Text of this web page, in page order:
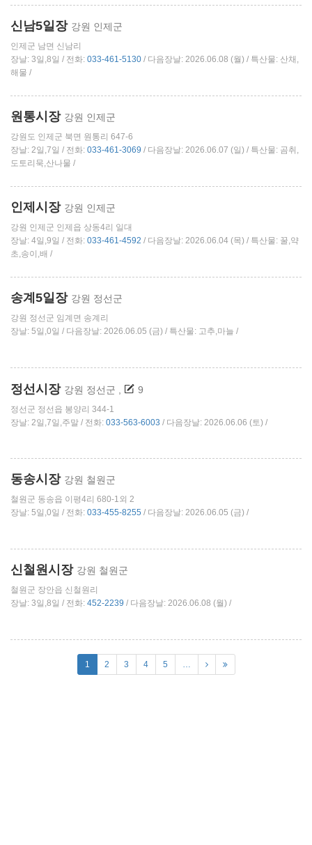
신남5일장 강원 인제군
인제군 남면 신남리
장날: 3일,8일 / 전화: 033-461-5130 / 다음장날: 2026.06.08 (월) / 특산물: 산채,
해물 /
원통시장 강원 인제군
강원도 인제군 북면 원통리 647-6
장날: 2일,7일 / 전화: 033-461-3069 / 다음장날: 2026.06.07 (일) / 특산물: 곰취,
도토리묵,산나물 /
인제시장 강원 인제군
강원 인제군 인제읍 상동4리 일대
장날: 4일,9일 / 전화: 033-461-4592 / 다음장날: 2026.06.04 (목) / 특산물: 꿀,약
초,송이,배 /
송계5일장 강원 정선군
강원 정선군 임계면 송계리
장날: 5일,0일 / 다음장날: 2026.06.05 (금) / 특산물: 고추,마늘 /
정선시장 강원 정선군 , 9
정선군 정선읍 봉양리 344-1
장날: 2일,7일,주말 / 전화: 033-563-6003 / 다음장날: 2026.06.06 (토) /
동송시장 강원 철원군
철원군 동송읍 이평4리 680-1외 2
장날: 5일,0일 / 전화: 033-455-8255 / 다음장날: 2026.06.05 (금) /
신철원시장 강원 철원군
철원군 장안읍 신철원리
장날: 3일,8일 / 전화: 452-2239 / 다음장날: 2026.06.08 (월) /
1 2 3 4 5 …